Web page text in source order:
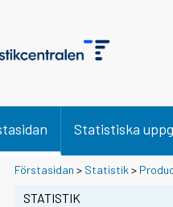
Statistiska
Förstasidan > Statistik >
STATISTIK